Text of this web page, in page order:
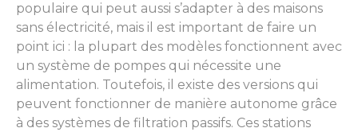
populaire qui peut aussi s’adapter à des maisons
sans électricité, mais il est important de faire un
point ici : la plupart des modèles fonctionnent avec
un système de pompes qui nécessite une
alimentation. Toutefois, il existe des versions qui
peuvent fonctionner de manière autonome grâce
à des systèmes de filtration passifs. Ces stations